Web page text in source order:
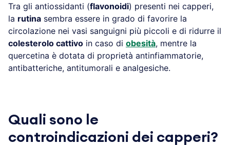
Tra gli antiossidanti (flavonoidi) presenti nei capperi,
la rutina sembra essere in grado di favorire la
circolazione nei vasi sanguigni più piccoli e di ridurre il
colesterolo cattivo in caso di obesità, mentre la
quercetina è dotata di proprietà antinfiammatorie,
antibatteriche, antitumorali e analgesiche.
Quali sono le
controindicazioni dei capperi?